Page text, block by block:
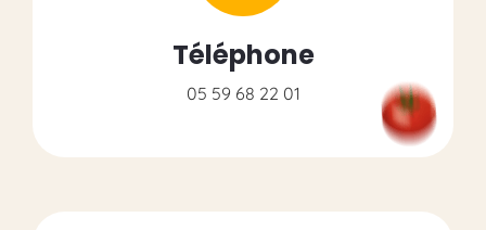
Téléphone
05 59 68 22 01